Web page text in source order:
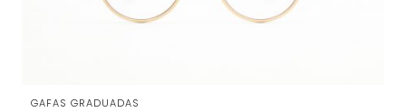
GAFAS GRADUADAS